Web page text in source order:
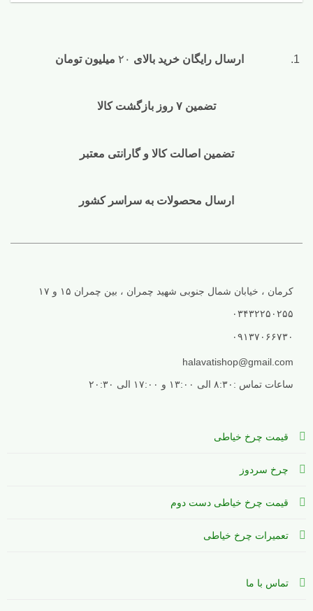
ارسال رایگان خرید بالای میلیون تومان
تضمین ۷ روز بازگشت کالا
تضمین اصالت کالا و گارانتی معتبر
ارسال محصولات به سراسر کشور
کرمان ، خیابان شمال جنوبی شهید چمران ، بین چمران ۱۵ و ۱۷
۰۳۴۳۲۲۵۰۲۵۵
۰۹۱۳۷۰۶۶۷۳۰
halavatishop@gmail.com
ساعات تماس :۸:۳۰ الی ۱۳:۰۰ و ۱۷:۰۰ الی ۲۰:۳۰
قیمت چرخ خیاطی
چرخ سردوز
قیمت چرخ خیاطی دست دوم
تعمیرات چرخ خیاطی
تماس با ما